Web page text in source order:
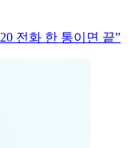
전화 한 통이면 끝”